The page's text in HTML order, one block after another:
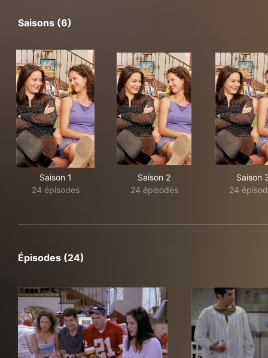
Saisons (6)
Saison 1
24 épisodes
Saison 2
24 épisodes
Saison
24
Épisodes (24)